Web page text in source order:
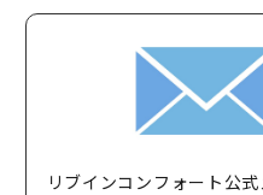
リブインコンフォート公